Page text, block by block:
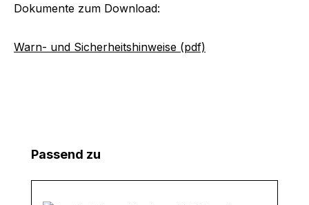
Dokumente zum Download:
Warn- und Sicherheitshinweise (pdf)
Produktgalerie überspringen
Passend zu